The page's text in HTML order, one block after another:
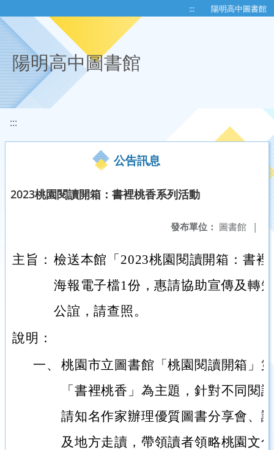
::: 陽明高中圖書館
陽明高中圖書館
:::
公告訊息
2023桃園閱讀開箱：書裡桃香系列活動
發布單位： 圖書館 |
主旨： 檢送本館「2023桃園閱讀開箱：書
海報電子檔1份，惠請協助宣傳及轉
公誼，請查照。
說明：
一、 桃園市立圖書館「桃園閱讀開箱」
「書裡桃香」為主題，針對不同閱
請知名作家辦理優質圖書分享會、
及地方走讀，帶領讀者領略桃園文